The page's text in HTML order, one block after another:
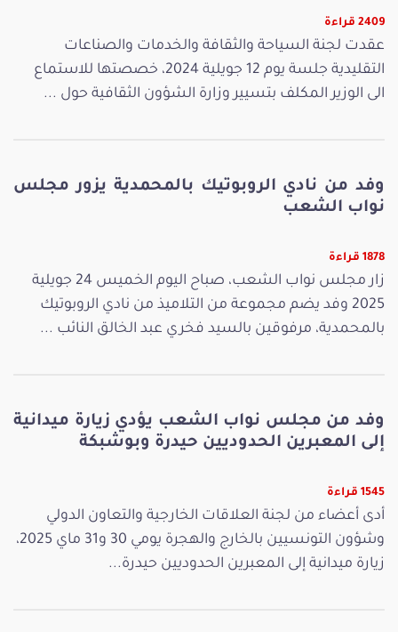
2409 قراءة
عقدت لجنة السياحة والثقافة والخدمات والصناعات
التقليدية جلسة يوم 12 جويلية 2024، خصصتها للاستماع
الى الوزير المكلف بتسيير وزارة الشؤون الثقافية حول ...
وفد من نادي الروبوتيك بالمحمدية يزور مجلس
نواب الشعب
1878 قراءة
زار مجلس نواب الشعب، صباح اليوم الخميس 24 جويلية
2025 وفد يضم مجموعة من التلاميذ من نادي الروبوتيك
بالمحمدية، مرفوقين بالسيد فخري عبد الخالق النائب ...
وفد من مجلس نواب الشعب يؤدي زيارة ميدانية
إلى المعبرين الحدوديين حيدرة وبوشبكة
1545 قراءة
أدى أعضاء من لجنة العلاقات الخارجية والتعاون الدولي
وشؤون التونسيين بالخارج والهجرة يومي 30 و31 ماي 2025،
زيارة ميدانية إلى المعبرين الحدوديين حيدرة...